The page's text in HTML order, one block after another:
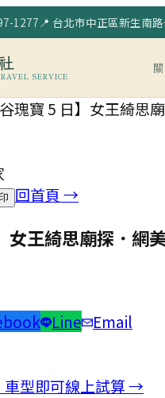
1277📍 台北市中正區新生南
SERVICE
谷瑰寶 5 日】女王綺
回首頁 →
女王綺思廟探．
Line
Email
車型即可線上試算 →